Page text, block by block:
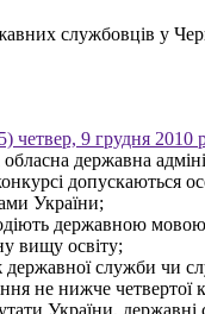
службовців у
четвер, 9 грудня 2010
обласна державна
допускаються
України;
державною
вищу освіту;
служби чи
не нижче четвертої
України, державні